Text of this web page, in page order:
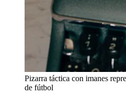
Pizarra táctica con imanes
de fútbol